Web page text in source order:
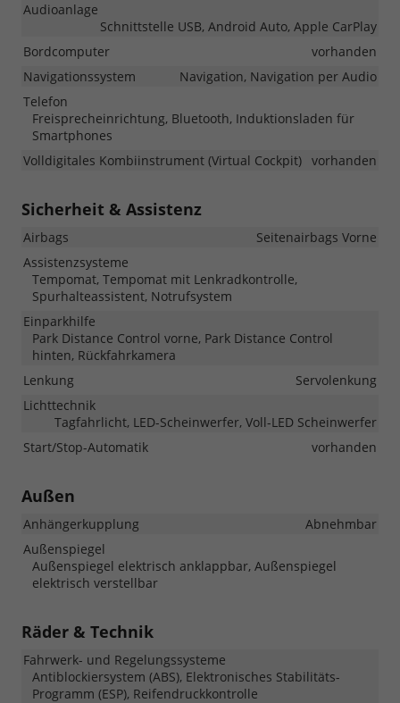
Audioanlage
Schnittstelle USB, Android Auto, Apple CarPlay
Bordcomputer
vorhanden
Navigationssystem
Navigation, Navigation per Audio
Telefon
Freisprecheinrichtung, Bluetooth, Induktionsladen für
Smartphones
Volldigitales Kombiinstrument (Virtual Cockpit) vorhanden
Sicherheit & Assistenz
Airbags
Seitenairbags Vorne
Assistenzsysteme
Tempomat, Tempomat mit Lenkradkontrolle,
Spurhalteassistent, Notrufsystem
Einparkhilfe
Park Distance Control vorne, Park Distance Control
hinten, Rückfahrkamera
Lenkung
Servolenkung
Lichttechnik
Tagfahrlicht, LED-Scheinwerfer, Voll-LED Scheinwerfer
Start/Stop-Automatik
vorhanden
Außen
Anhängerkupplung
Abnehmbar
Außenspiegel
Außenspiegel elektrisch anklappbar, Außenspiegel
elektrisch verstellbar
Räder & Technik
Fahrwerk- und Regelungssysteme
Antiblockiersystem (ABS), Elektronisches Stabilitäts-
Programm (ESP), Reifendruckkontrolle